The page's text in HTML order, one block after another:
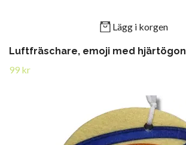
Lägg i korgen
Luftfräschare, emoji med hjärtögon
99 kr